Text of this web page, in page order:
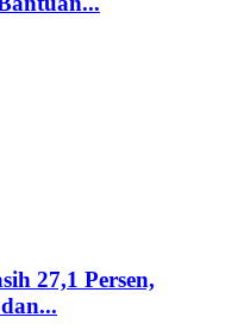
27,1 Persen,